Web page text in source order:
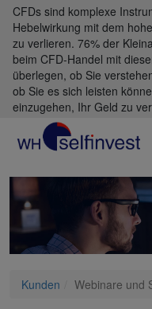
CFDs sind komplexe
Hebelwirkung mit dem
zu verlieren. 76% der
beim CFD-Handel mit
überlegen, ob Sie
ob Sie es sich leisten
einzugehen, Ihr Geld zu
Kunden Webinare und